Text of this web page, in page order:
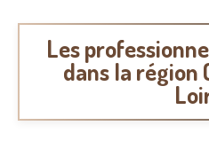
Les
dans la région